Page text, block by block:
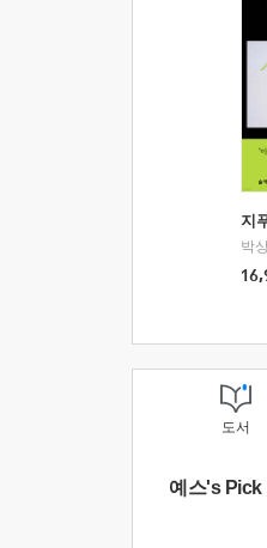
지
박
도서
예스's Pick